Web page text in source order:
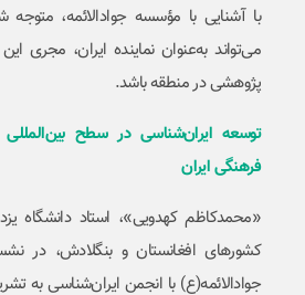
با آشنایی با مؤسسه جوادالائمه،
می‌تواند به‌عنوان نماینده ایران، مجری
پژوهشی در منطقه باشد.
توسعه ایران‌شناسی در سطح
فرهنگی ایران
«محمدکاظم کهدویی»، استاد دانشگاه
کشورهای افغانستان و بنگلادش،
جوادالائمه(ع) با انجمن ایران‌شناسی به